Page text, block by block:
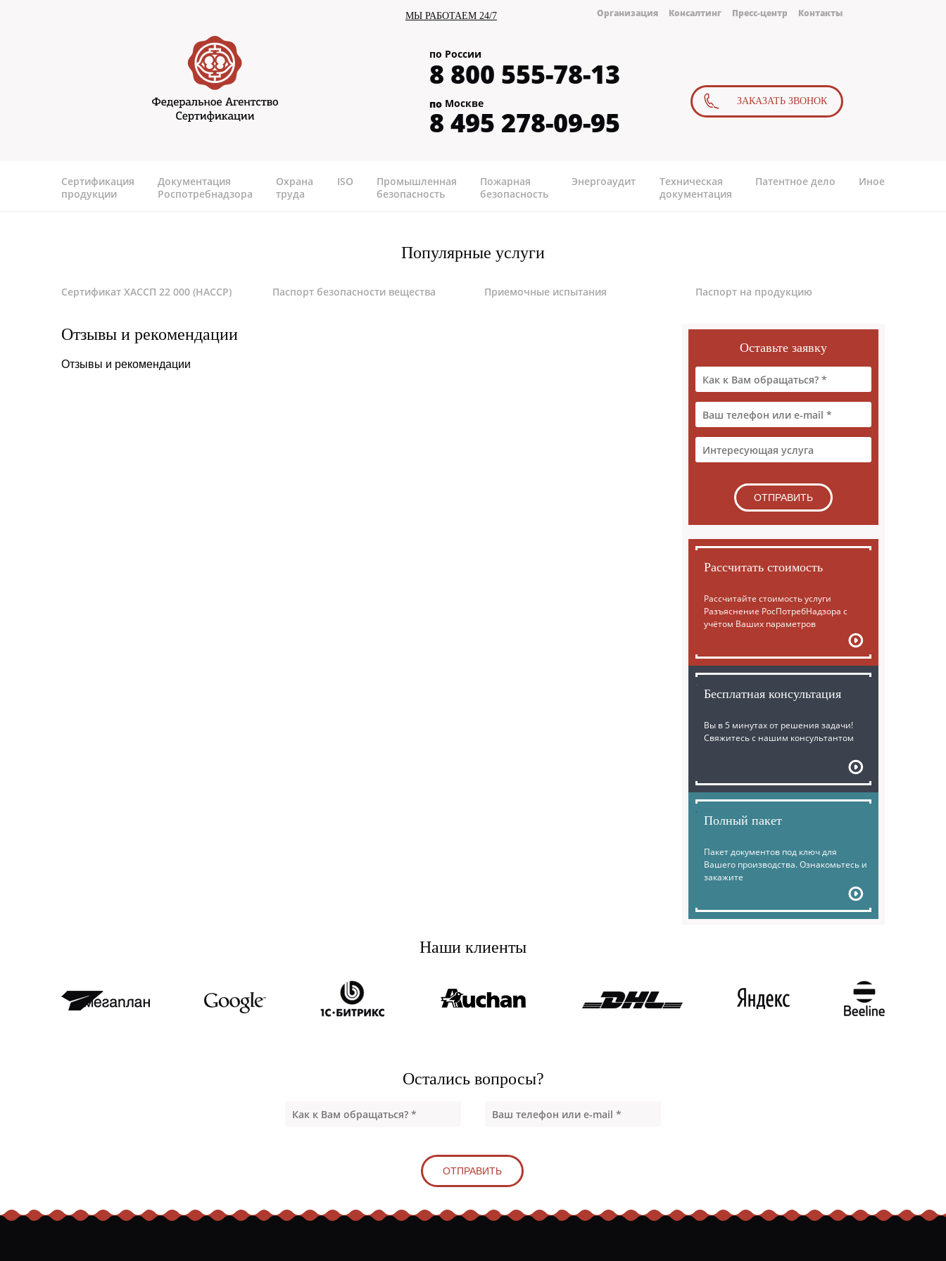
МЫ РАБОТАЕМ 24/7 Организация Консалтинг Пресс-центр Контакты
ЗАКАЗАТЬ ЗВОНОК
по России
8 800 555-78-13
по Москве
8 495 278-09-95
Сертификация
продукции
Документация
Роспотребнадзора
Охрана
труда
ISO
Промышленная
безопасность
Пожарная
безопасность
Энергоаудит
Техническая
документация
Патентное дело Иное
Популярные услуги
Сертификат ХАССП 22 000 (HACCP) Паспорт безопасности вещества Приемочные испытания Паспорт на продукцию
Оставьте заявку
Рассчитать стоимость
Рассчитайте стоимость услуги
Разъяснение РосПотребНадзора с
учётом Ваших параметров
Бесплатная консультация
Вы в 5 минутах от решения задачи!
Свяжитесь с нашим консультантом
Полный пакет
Пакет документов под ключ для
Вашего производства. Ознакомьтесь и
закажите
Отзывы и рекомендации
Отзывы и рекомендации
Наши клиенты
Остались вопросы?